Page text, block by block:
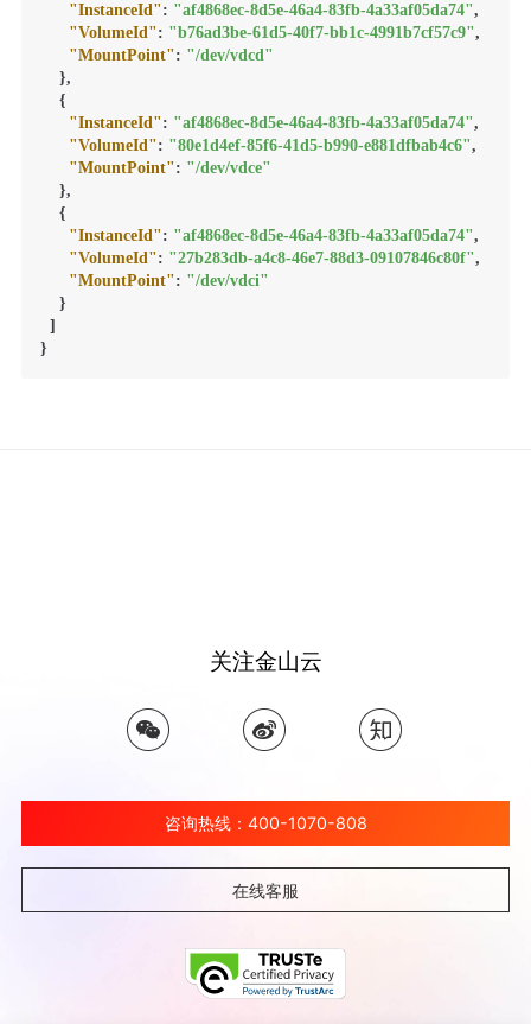
"InstanceId": "af4868ec-8d5e-46a4-83fb-4a33af05da74",
"VolumeId": "b76ad3be-61d5-40f7-bb1c-4991b7cf57c9",
"MountPoint": "/dev/vdcd"
},
{
"InstanceId": "af4868ec-8d5e-46a4-83fb-4a33af05da74",
"VolumeId": "80e1d4ef-85f6-41d5-b990-e881dfbab4c6",
"MountPoint": "/dev/vdce"
},
{
"InstanceId": "af4868ec-8d5e-46a4-83fb-4a33af05da74",
"VolumeId": "27b283db-a4c8-46e7-88d3-09107846c80f",
"MountPoint": "/dev/vdci"
}
]
}
关注金山云
咨询热线：400-1070-808
在线客服